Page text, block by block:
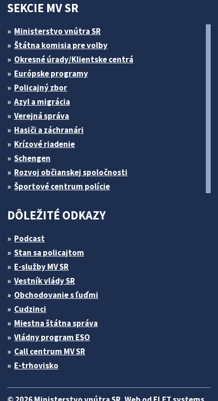
SEKCIE MV SR
Ministerstvo vnútra SR
Štátna komisia pre volby
Okresné úrady/Klientske centrá
Európske programy
Policajný zbor
Azyl a migrácia
Verejná správa
Hasiči a záchranári
Krízové riadenie
Schengen
Rozvoj občianskej spoločnosti
Športové centrum polície
DÔLEŽITÉ ODKAZY
Podcast
Stan sa policajtom
E-služby MV SR
Vestník vlády SR
Obchodovanie s ľuďmi
Cudzinci
Miestna štátna správa
Vládny program ESO
Call centrum MV SR
E-trhovisko